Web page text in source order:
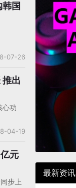
国
07-26
心功
04-19
元
步上
最新资讯